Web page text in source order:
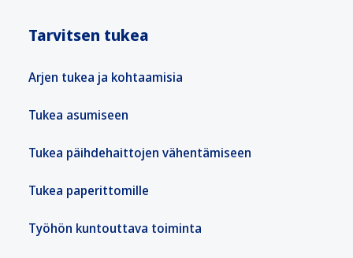
Tarvitsen tukea
Arjen tukea ja kohtaamisia
Tukea asumiseen
Tukea päihdehaittojen vähentämiseen
Tukea paperittomille
Työhön kuntouttava toiminta